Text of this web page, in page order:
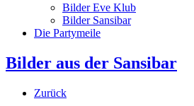
Bilder Eve Klub
Bilder Sansibar
Die Partymeile
Bilder aus der Sansibar
Zurück